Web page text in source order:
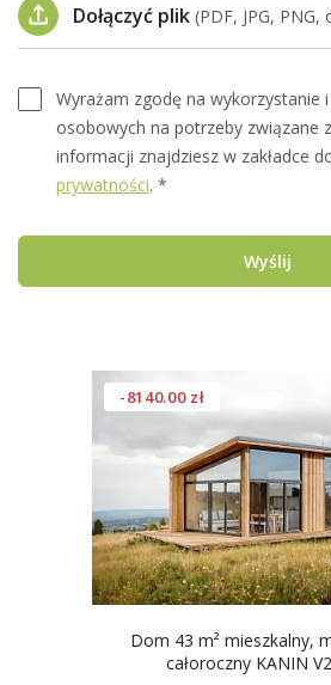
Dołączyć plik (PDF, JPG, PNG,
Wyrażam zgodę na wykorzystanie
osobowych na potrzeby związane
informacji znajdziesz w zakładce
prywatności. *
Wyślij
-8140.00 zł
Dom 43 m² mieszkalny,
całoroczny KANIN